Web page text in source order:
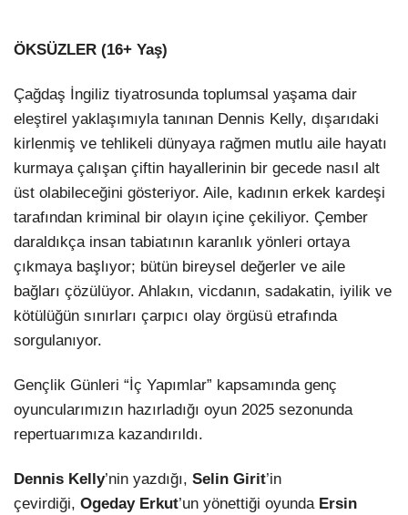
ÖKSÜZLER (16+ Yaş)
Çağdaş İngiliz tiyatrosunda toplumsal yaşama dair
eleştirel yaklaşımıyla tanınan Dennis Kelly, dışarıdaki
kirlenmiş ve tehlikeli dünyaya rağmen mutlu aile hayatı
kurmaya çalışan çiftin hayallerinin bir gecede nasıl alt
üst olabileceğini gösteriyor. Aile, kadının erkek kardeşi
tarafından kriminal bir olayın içine çekiliyor. Çember
daraldıkça insan tabiatının karanlık yönleri ortaya
çıkmaya başlıyor; bütün bireysel değerler ve aile
bağları çözülüyor. Ahlakın, vicdanın, sadakatin, iyilik ve
kötülüğün sınırları çarpıcı olay örgüsü etrafında
sorgulanıyor.
Gençlik Günleri “İç Yapımlar” kapsamında genç
oyuncularımızın hazırladığı oyun 2025 sezonunda
repertuarımıza kazandırıldı.
Dennis Kelly’nin yazdığı, Selin Girit’in
çevirdiği, Ogeday Erkut’un yönettiği oyunda Ersin